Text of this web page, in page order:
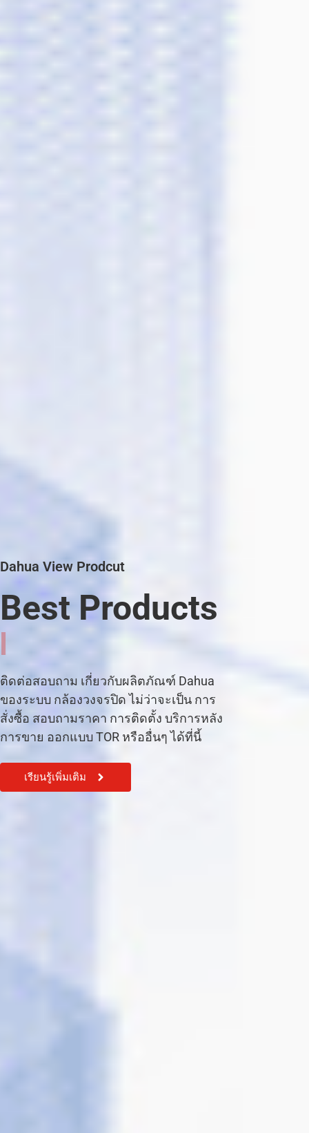
Dahua View Prodcut
Best Products
C C TV C
ติดต่อสอบถาม เกี่ยวกับผลิตภัณฑ์ Dahua
ของระบบ กล้องวงจรปิด ไม่ว่าจะเป็น การ
สั่งซื้อ สอบถามราคา การติดตั้ง บริการหลัง
การขาย ออกแบบ TOR หรืออื่นๆ ได้ที่นี้
เรียนรู้เพิ่มเติม